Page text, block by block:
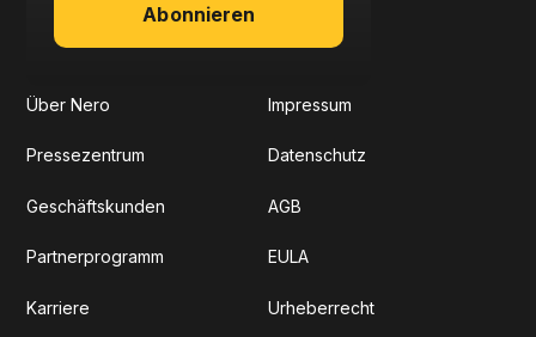
Abonnieren
Über Nero
Pressezentrum
Geschäftskunden
Partnerprogramm
Karriere
Impressum
Datenschutz
AGB
EULA
Urheberrecht